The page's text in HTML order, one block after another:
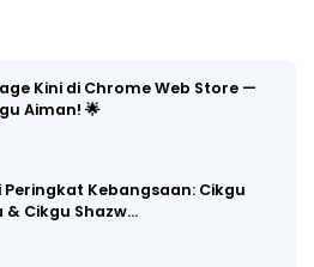
Kini di Chrome Web Store —
Aiman! 🌟
Peringkat Kebangsaan: Cikgu
& Cikgu Shazw…